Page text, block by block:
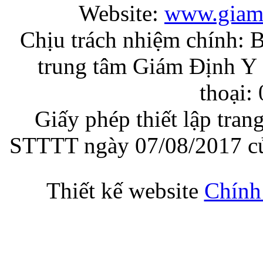
Website:
Chịu trách nhiệm chính:
trung tâm Giám Định
thoại:
Giấy phép thiết lập
STTTT ngày 07/08/2017
Thiết kế website